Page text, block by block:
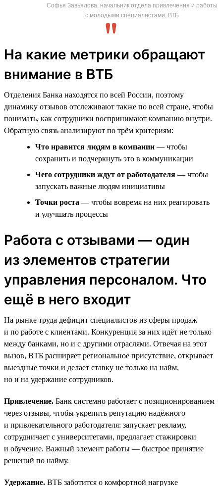
Софья Завьялова, начальник отдела привлечения и работы
с молодыми специалистами, ВТБ
На какие метрики обращают
внимание в ВТБ
Отделения Банка находятся по всей России, поэтому
динамику отзывов отслеживают также по всей стране, чтобы
понимать, как сотрудники воспринимают компанию внутри.
Обратную связь анализируют по трём критериям:
Что нравится людям в компании — чтобы
сохранить и подчеркнуть это в коммуникации
Чего сотрудники ждут от работодателя — чтобы
запускать важные людям инициативы
Точки роста — чтобы вовремя на них реагировать
и улучшать процессы
Работа с отзывами — один
из элементов стратегии
управления персоналом. Что
ещё в него входит
На рынке труда дефицит специалистов из сферы продаж
и по работе с клиентами. Конкуренция за них идёт не только
между банками, но и с другими отраслями. Отвечая на этот
вызов, ВТБ расширяет региональное присутствие, открывает
выездные точки и делает ставку не только на найм,
но и на удержание сотрудников.
Привлечение. Банк системно работает с позиционированием
через отзывы, чтобы укрепить репутацию надёжного
и привлекательного работодателя: запускает рекламу,
сотрудничает с университетами, предлагает стажировки
и обучение. Важный элемент работы — быстрое принятие
решений по найму.
Удержание. ВТБ заботится о комфортной нагрузке